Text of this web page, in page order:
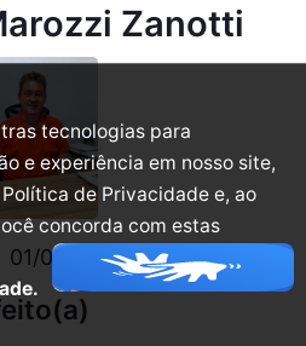
tecnologias para
e experiência em nosso site,
de Privacidade e, ao
concorda com estas
Zanotti
01/01/2025arrow_right_alt31/12/2028